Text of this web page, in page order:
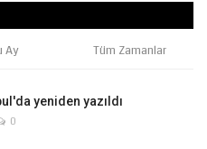
Ay Tüm Zamanlar
yeniden yazıldı
0